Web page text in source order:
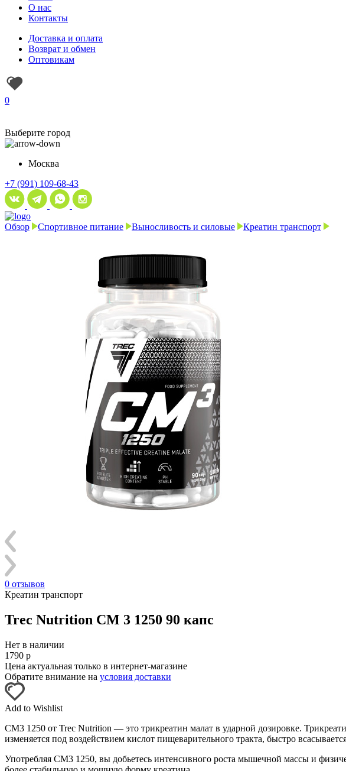
О нас
Контакты
Доставка и оплата
Возврат и обмен
Оптовикам
0
Выберите город
Москва
+7 (991) 109-68-43
Обзор Спортивное питание Выносливость и силовые Креатин транспорт
0 отзывов
Креатин транспорт
Trec Nutrition CM 3 1250 90 капс
Нет в наличии
1790 р
Цена актуальная только в интернет-магазине
Обратите внимание на условия доставки
Add to Wishlist
CM3 1250 от Trec Nutrition — это трикреатин малат в ударной дозировке.
изменяется под воздействием кислот пищеварительного тракта, быстро
Употребляя CM3 1250, вы добьетесь интенсивного роста мышечной массы и